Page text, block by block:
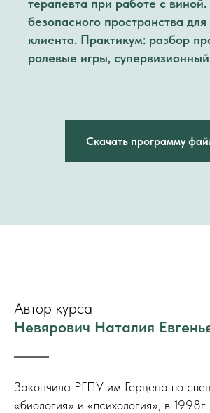
терапевта при работе с
безопасного пространства
клиента. Практикум: разбор
ролевые игры,
Скачать программу
Автор курса
Невярович Наталия
Закончила РГПУ им Герцена по
«биология» и «психология», в